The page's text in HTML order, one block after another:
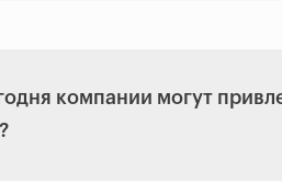
компании могут